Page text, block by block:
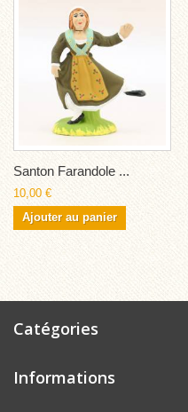
Santon Farandole ...
10,00 €
Ajouter au panier
Catégories
Informations